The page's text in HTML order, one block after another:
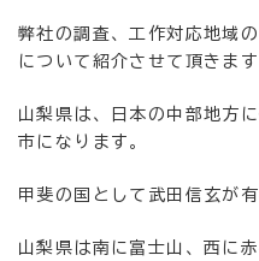
弊社の調査、工作対応地域
について紹介させて頂きます
山梨県は、日本の中部地方
市になります。
甲斐の国として武田信玄が有
山梨県は南に富士山、西に